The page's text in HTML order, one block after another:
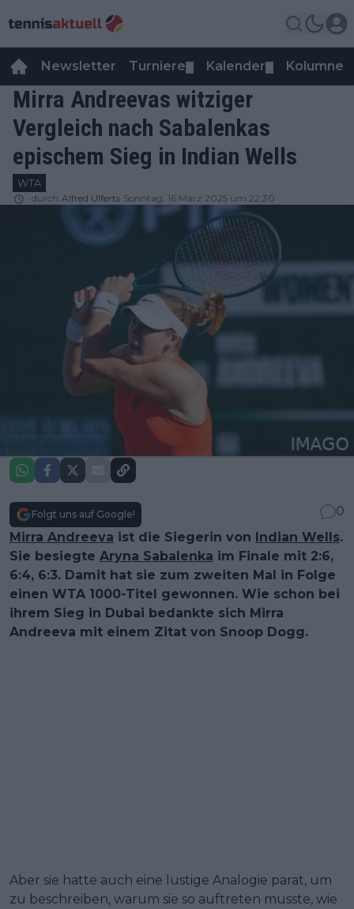
Newsletter Turniere Kalender Kolumnen
Mirra Andreevas witziger
Vergleich nach Sabalenkas
epischem Sieg in Indian Wells
WTA
durch Alfred Ulferts Sonntag, 16 März 2025 um 22:30
Folgt uns auf Google!
0
Mirra Andreeva ist die Siegerin von Indian Wells.
Sie besiegte Aryna Sabalenka im Finale mit 2:6,
6:4, 6:3. Damit hat sie zum zweiten Mal in Folge
einen WTA 1000-Titel gewonnen. Wie schon bei
ihrem Sieg in Dubai bedankte sich Mirra
Andreeva mit einem Zitat von Snoop Dogg.
Aber sie hatte auch eine lustige Analogie parat, um
zu beschreiben, warum sie so auftreten musste, wie